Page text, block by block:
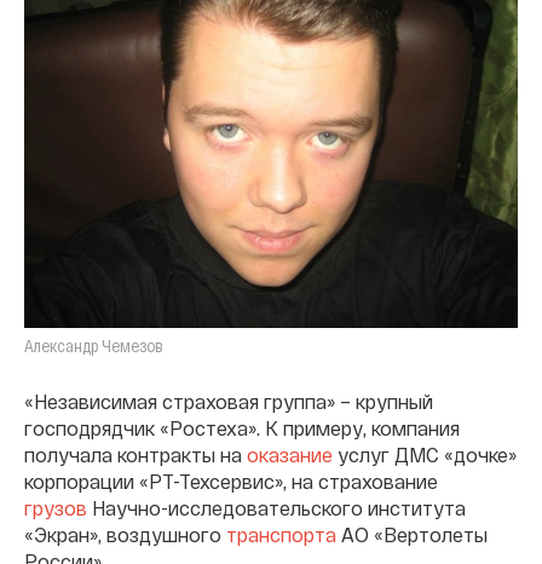
Александр Чемезов
«Независимая страховая группа» – крупный
господрядчик «Ростеха». К примеру, компания
получала контракты на оказание услуг ДМС «дочке»
корпорации «РТ-Техсервис», на страхование
грузов Научно-исследовательского института
«Экран», воздушного транспорта АО «Вертолеты